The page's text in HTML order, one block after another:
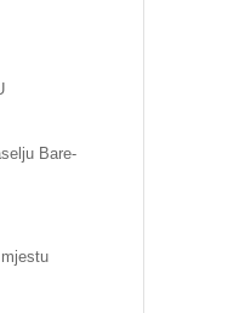
Bare-